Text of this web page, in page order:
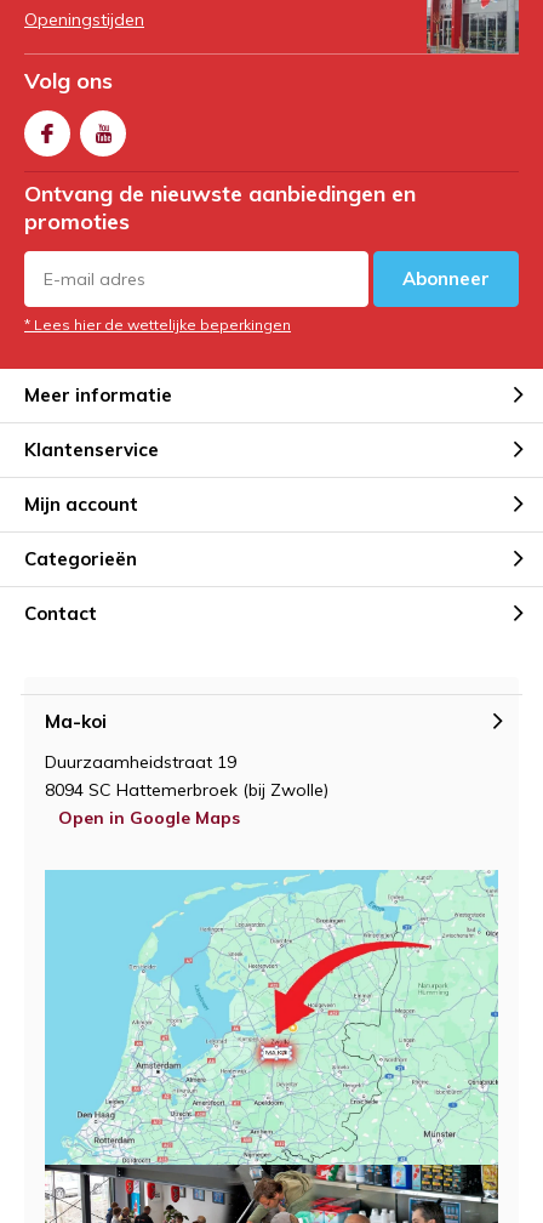
Openingstijden
Volg ons
Ontvang de nieuwste aanbiedingen en
promoties
Abonneer
* Lees hier de wettelijke beperkingen
Meer informatie
Klantenservice
Mijn account
Categorieën
Contact
Ma-koi
Duurzaamheidstraat 19
8094 SC Hattemerbroek (bij Zwolle)
Open in Google Maps